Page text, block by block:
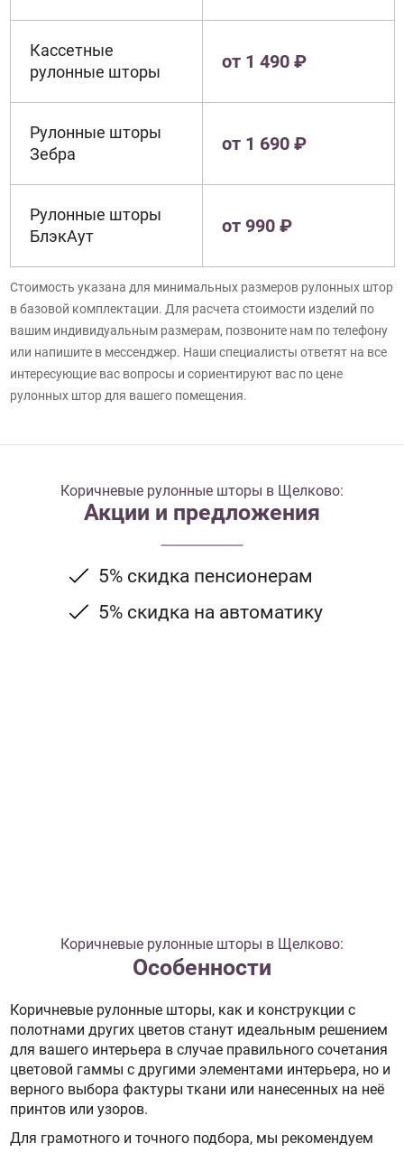
Кассетные
рулонные шторы
от 1 490 ₽
Рулонные шторы
Зебра
от 1 690 ₽
Рулонные шторы
БлэкАут
от 990 ₽
Стоимость указана для минимальных размеров рулонных штор
в базовой комплектации. Для расчета стоимости изделий по
вашим индивидуальным размерам, позвоните нам по телефону
или напишите в мессенджер. Наши специалисты ответят на все
интересующие вас вопросы и сориентируют вас по цене
рулонных штор для вашего помещения.
Коричневые рулонные шторы в Щелково:
Акции и предложения
5% скидка пенсионерам
5% скидка на автоматику
Коричневые рулонные шторы в Щелково:
Особенности
Коричневые рулонные шторы, как и конструкции с
полотнами других цветов станут идеальным решением
для вашего интерьера в случае правильного сочетания
цветовой гаммы с другими элементами интерьера, но и
верного выбора фактуры ткани или нанесенных на неё
принтов или узоров.
Для грамотного и точного подбора, мы рекомендуем